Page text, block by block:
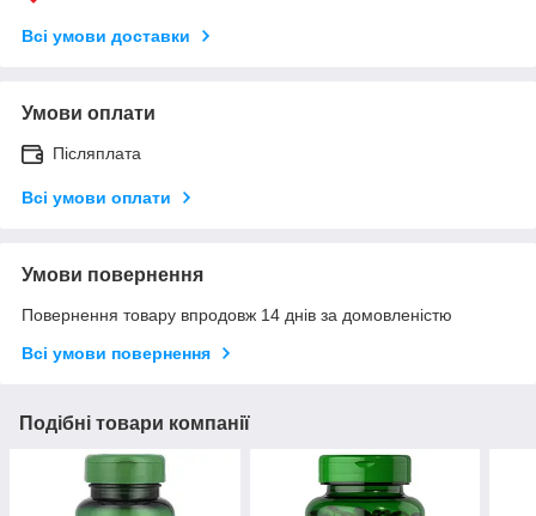
Всі умови доставки
Умови оплати
Післяплата
Всі умови оплати
Умови повернення
Повернення товару впродовж 14 днів за домовленістю
Всі умови повернення
Подібні товари компанії